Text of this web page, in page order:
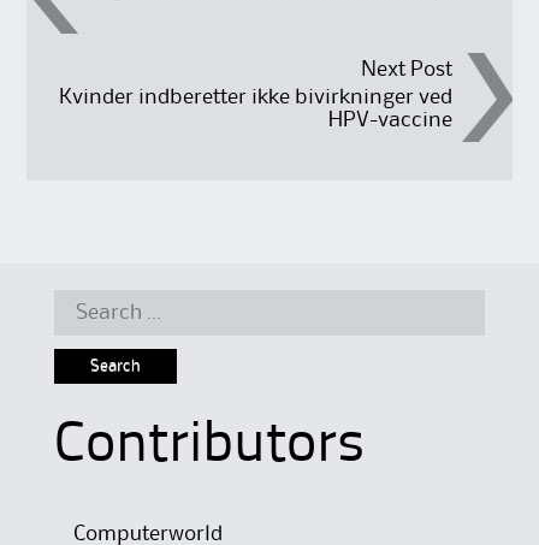
navigation
Next Post
Kvinder indberetter ikke bivirkninger ved
HPV-vaccine
Search
Contributors
Computerworld